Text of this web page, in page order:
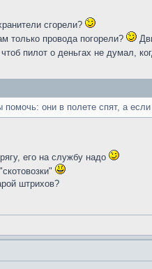
сгорели?
только провода погорели?
пилот о деньгах не думал,
они в полете спят, а
его на службу надо
штрихов?